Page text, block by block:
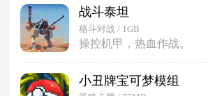
战斗泰坦
格斗对战 / 1GB
操控机甲，热血作战。
小丑牌宝可梦模组